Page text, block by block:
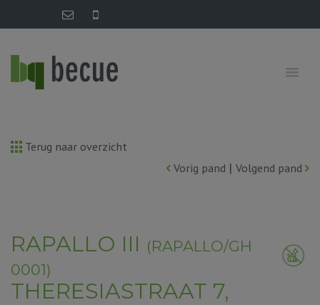
Terug naar overzicht
Vorig pand | Volgend pand
RAPALLO III (RAPALLO/GH
0001)
THERESIASTRAAT 7,